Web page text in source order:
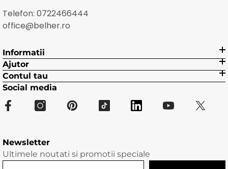
Telefon: 0722466444
office@belher.ro
Informatii
Ajutor
Contul tau
Social media
Newsletter
Ultimele noutati si promotii speciale